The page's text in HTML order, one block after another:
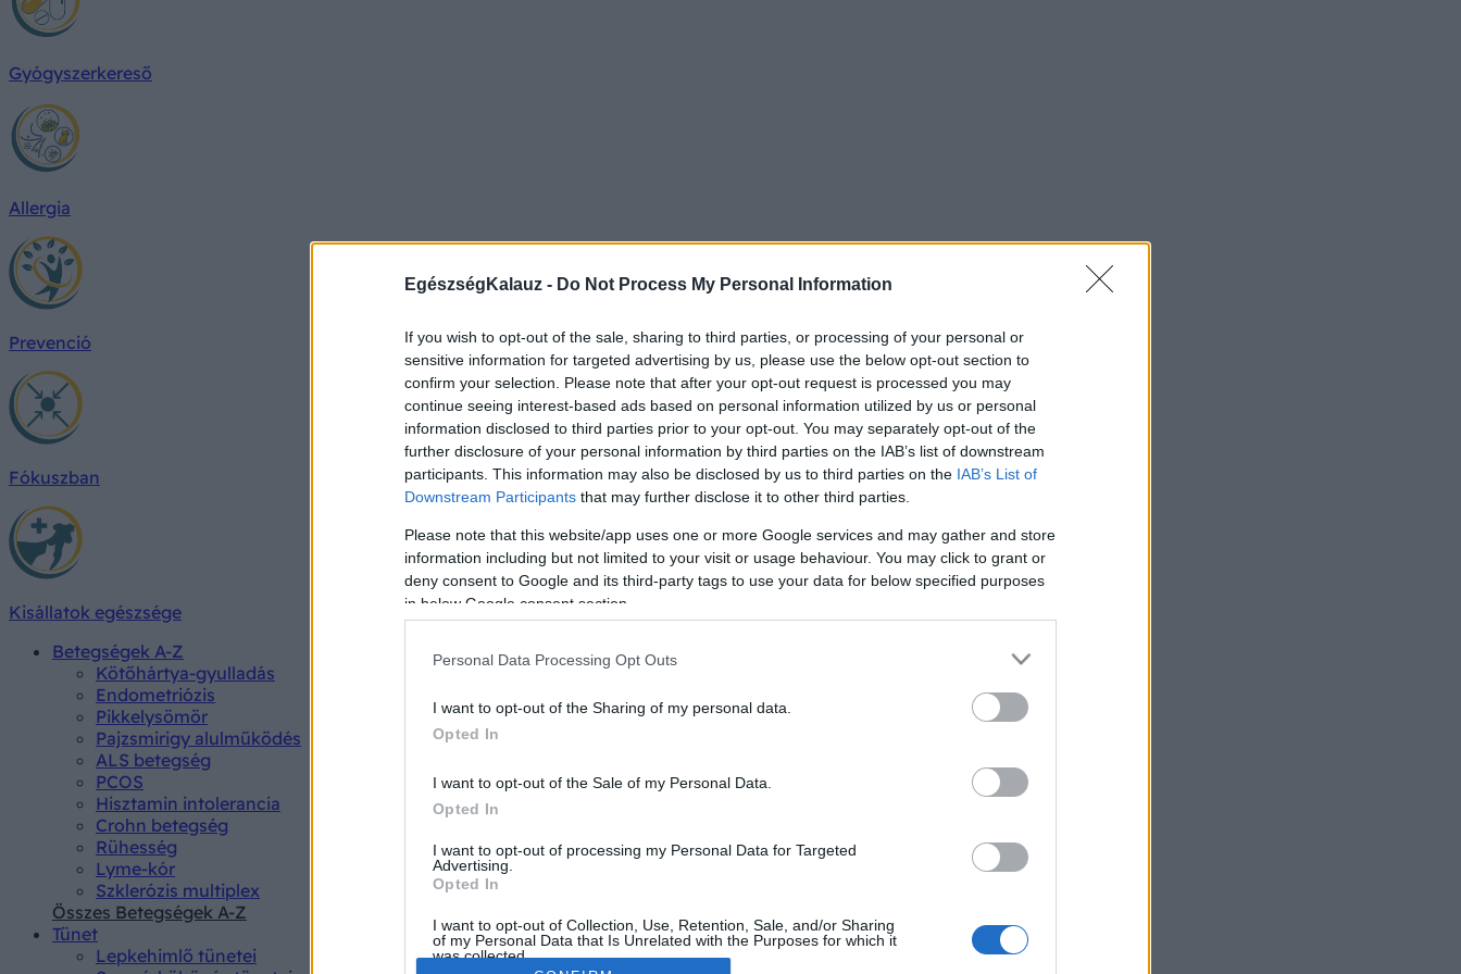
EgészségKalauz - Do Not Process My Personal Information
If you wish to opt-out of the sale, sharing to third parties, or processing of your personal or
sensitive information for targeted advertising by us, please use the below opt-out section to
confirm your selection. Please note that after your opt-out request is processed you may
continue seeing interest-based ads based on personal information utilized by us or personal
information disclosed to third parties prior to your opt-out. You may separately opt-out of the
further disclosure of your personal information by third parties on the IAB’s list of downstream
participants. This information may also be disclosed by us to third parties on the IAB’s List of
Downstream Participants that may further disclose it to other third parties.
Please note that this website/app uses one or more Google services and may gather and store
information including but not limited to your visit or usage behaviour. You may click to grant or
deny consent to Google and its third-party tags to use your data for below specified purposes
in below Google consent section.
Personal Data Processing Opt Outs
I want to opt-out of the Sharing of my personal data.
Opted In
I want to opt-out of the Sale of my Personal Data.
Opted In
I want to opt-out of processing my Personal Data for Targeted
Advertising.
Opted In
I want to opt-out of Collection, Use, Retention, Sale, and/or Sharing
of my Personal Data that Is Unrelated with the Purposes for which it
was collected.
Gyógyszerkereső
Allergia
Prevenció
Fókuszban
Kisállatok egészsége
Betegségek A-Z
Kötőhártya-gyulladás
Endometriózis
Pikkelysömör
Pajzsmirigy alulműködés
ALS betegség
PCOS
Hisztamin intolerancia
Crohn betegség
Rühesség
Lyme-kór
Szklerózis multiplex
Összes Betegségek A-Z
Tünet
Lepkehimlő tünetei